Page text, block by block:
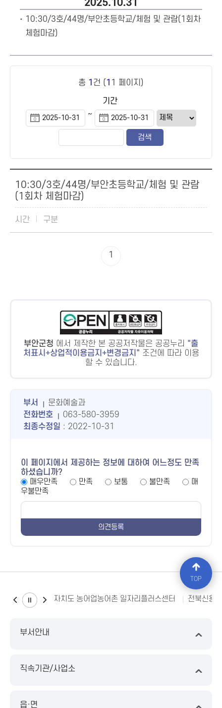
2025.10.31
10:30/3호/44명/부안초등학교/체험 및 관람(1회차
체험마감)
총 1 건 ( 1 1 페이지)
기간
~
10:30/3호/44명/부안초등학교/체험 및 관람
(1회차 체험마감)
1
부안군청 에서 제작한 본 공공저작물은 공공누리
출
처표시+상업적이용금지+변경금지
조건에 따라 이용
할 수 있습니다.
부서
문화예술과
전화번호
063-580-3959
최종수정일 : 2022-10-31
이 페이지에서 제공하는 정보에 대하여 어느정도 만족
하셨습니까?
매우만족
만족 보통 불만족
매
우불만족
전북특별자치도 농어업농어촌 일자리플러스센터 전북신용
부서안내
직속기관/사업소
읍·면
TOP